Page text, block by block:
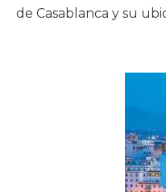
de Casablanca y su